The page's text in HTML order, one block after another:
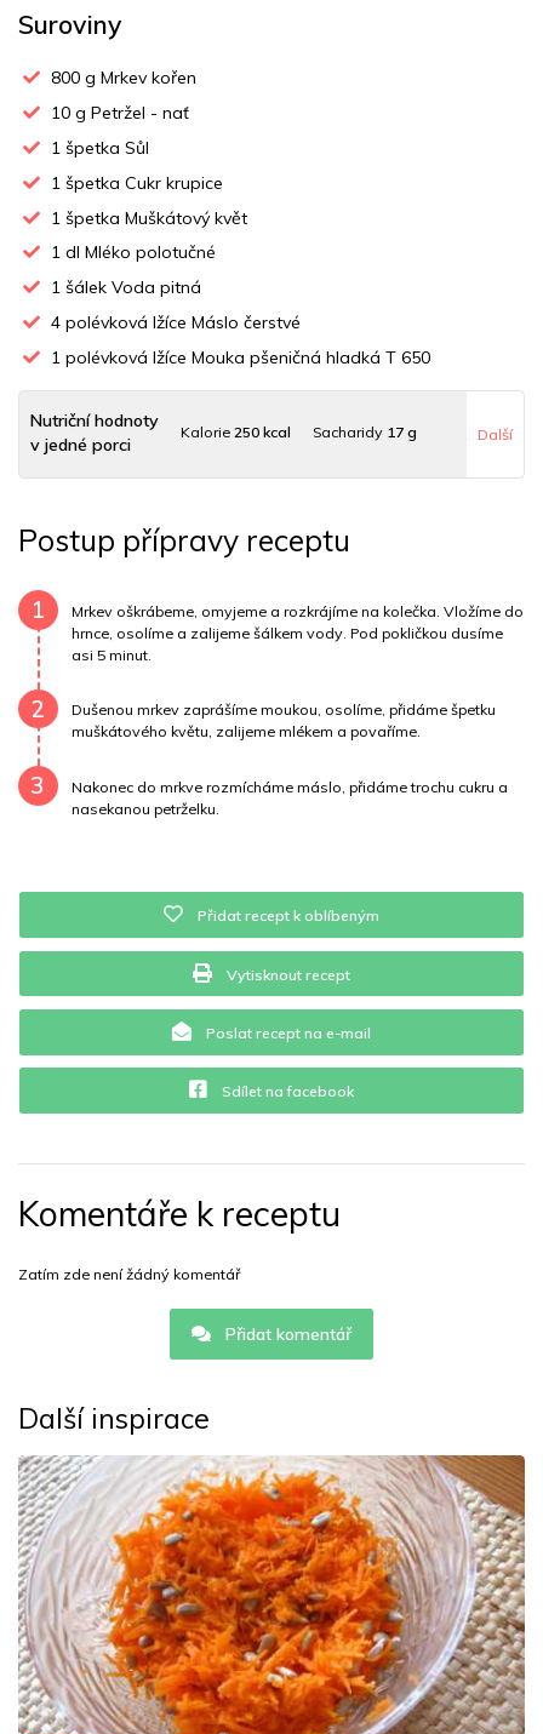
Suroviny
800 g Mrkev kořen
10 g Petržel - nať
1 špetka Sůl
1 špetka Cukr krupice
1 špetka Muškátový květ
1 dl Mléko polotučné
1 šálek Voda pitná
4 polévková lžíce Máslo čerstvé
1 polévková lžíce Mouka pšeničná hladká T 650
Nutriční hodnoty
v jedné porci
Kalorie 250 kcal Sacharidy 17 g
Uhlovodany 1 g Cholesterol 26.5 mg
Draslík 20.7 mg Vláknina 12311.8 mg
Vitamín A12311.8 mg
Vitamín B120 mg Vitamín C4.7 mg
Další
Postup přípravy receptu
1
Mrkev oškrábeme, omyjeme a rozkrájíme na kolečka. Vložíme do
hrnce, osolíme a zalijeme šálkem vody. Pod pokličkou dusíme
asi 5 minut.
2
Dušenou mrkev zaprášíme moukou, osolíme, přidáme špetku
muškátového květu, zalijeme mlékem a povaříme.
3
Nakonec do mrkve rozmícháme máslo, přidáme trochu cukru a
nasekanou petrželku.
Přidat recept k oblíbeným
Vytisknout recept
Poslat recept na e-mail
Sdílet na facebook
Komentáře k receptu
Zatím zde není žádný komentář
Přidat komentář
Další inspirace